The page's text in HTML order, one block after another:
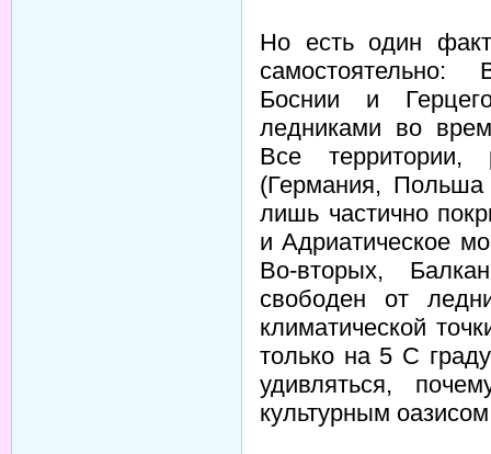
Но есть один
Боснии и
ледниками во
Все территории,
(Германия, Польша
лишь частично
и Адриатическое
Во-вторых,
свободен от
климатической
только на 5 С
удивляться,
культурным